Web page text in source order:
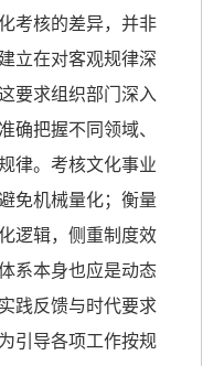
考核的差异，并非
立在对客观规律深
要求组织部门深入
确把握不同领域、
律。考核文化事业
免机械量化；衡量
逻辑，侧重制度效
系本身也应是动态
践反馈与时代要求
引导各项工作按规